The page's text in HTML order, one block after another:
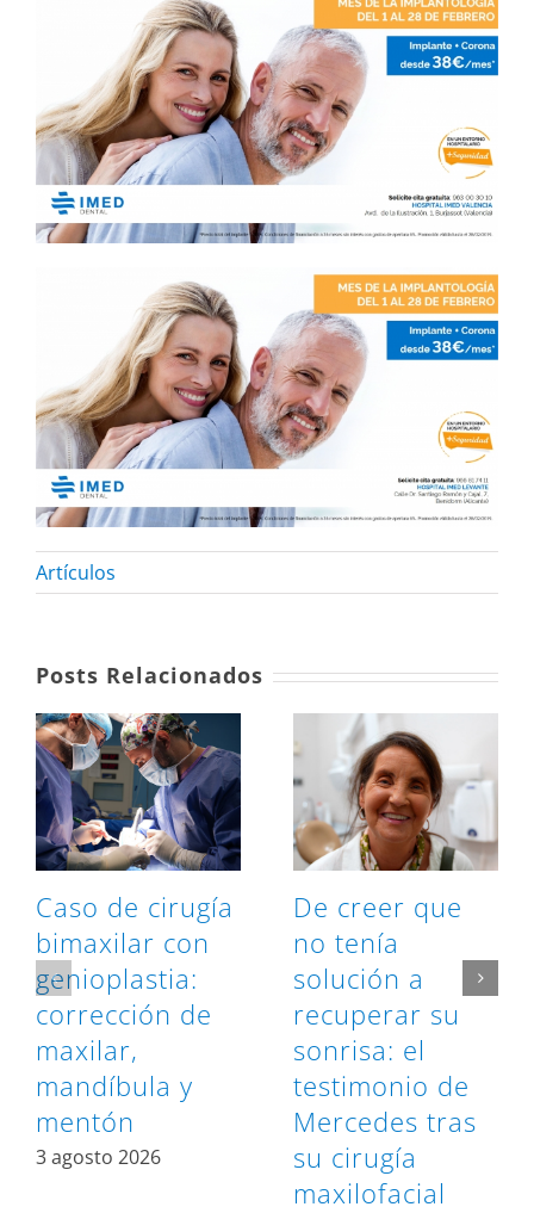
Artículos
Posts Relacionados
Caso de cirugía
bimaxilar con
genioplastia:
corrección de
maxilar,
mandíbula y
mentón
3 agosto 2026
De creer que
no tenía
solución a
recuperar su
sonrisa: el
testimonio de
Mercedes tras
su cirugía
maxilofacial